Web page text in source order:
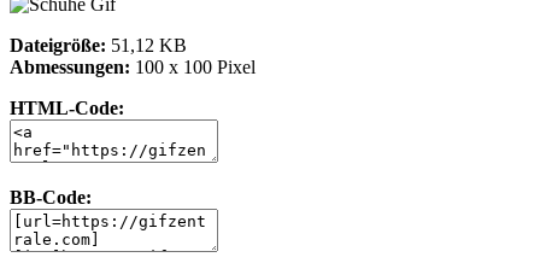
Dateigröße: 51,12 KB
Abmessungen: 100 x 100 Pixel
HTML-Code:
BB-Code: